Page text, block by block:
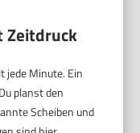
Zeitdruck
jede Minute. Ein
planst den
Scheiben und